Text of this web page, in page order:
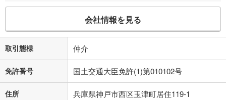
会社情報を見る
取引態様 仲介
免許番号 国土交通大臣免許(1)第010102号
住所 兵庫県神戸市西区玉津町居住119-1